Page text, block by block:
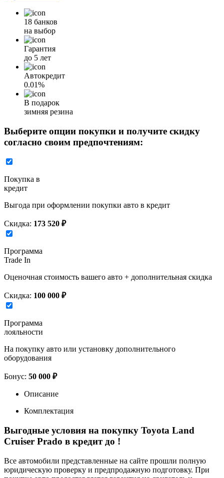
18 банков
на выбор
Гарантия
до 5 лет
Автокредит
0.01%
В подарок
зимняя резина
Выберите опции покупки и получите скидку
согласно своим предпочтениям:
Покупка в
кредит
Выгода при оформлении покупки авто в кредит
Скидка: 173 520 ₽
Программа
Trade In
Оценочная стоимость вашего авто + дополнительная скидка
Скидка: 100 000 ₽
Программа
лояльности
На покупку авто или установку дополнительного
оборудования
Бонус: 50 000 ₽
Описание
Комплектация
Выгодные условия на покупку Toyota Land
Cruiser Prado в кредит до !
Все автомобили представленные на сайте прошли полную
юридическую проверку и предпродажную подготовку. При